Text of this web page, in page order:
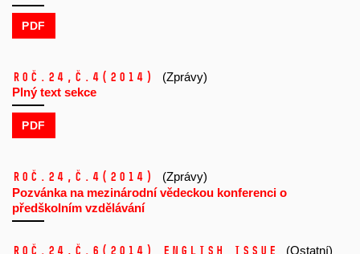
PDF
Roč.24, č.4 (2014)
(Zprávy)
Plný text sekce
PDF
Roč.24, č.4 (2014)
(Zprávy)
Pozvánka na mezinárodní vědeckou konferenci o
předškolním vzdělávání
Roč.24, č.6 (2014) ENGLISH ISSUE
(Ostatní)